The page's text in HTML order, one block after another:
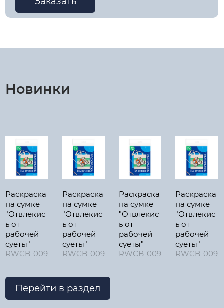
Новинки
Раскраска
на сумке
"Отвлекис
ь от
рабочей
суеты"
RWCB-009
Раскраска
на сумке
"Отвлекис
ь от
рабочей
суеты"
RWCB-009
Раскраска
на сумке
"Отвлекис
ь от
рабочей
суеты"
RWCB-009
Раскраска
на сумке
"Отвлекис
ь от
рабочей
суеты"
RWCB-009
Перейти в раздел